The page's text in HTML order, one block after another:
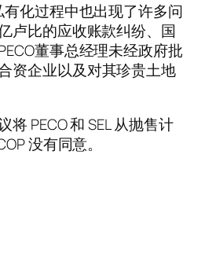
有化过程中也出现了许多问
卢比的应收账款纠纷、国
董事总经理未经政府批
资企业以及对其珍贵土地
将 PECO 和 SEL 从抛售计
没有同意。